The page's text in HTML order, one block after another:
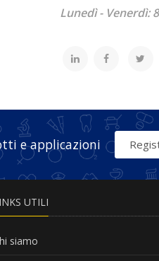
Lunedì - Venerdì:
e applicazioni
UTILI
siamo